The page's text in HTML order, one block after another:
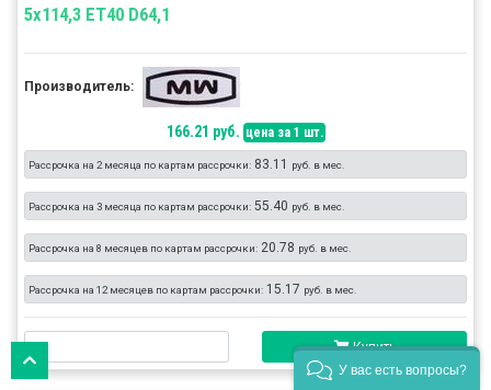
5x114,3 ET40 D64,1
Производитель:
166.21 руб. цена за 1 шт.
Рассрочка на 2 месяца по картам рассрочки: 83.11 руб. в мес.
Рассрочка на 3 месяца по картам рассрочки: 55.40 руб. в мес.
Рассрочка на 8 месяцев по картам рассрочки: 20.78 руб. в мес.
Рассрочка на 12 месяцев по картам рассрочки: 15.17 руб. в мес.
Купить
У вас есть вопросы?